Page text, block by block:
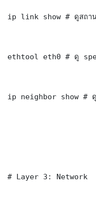
ip link show # ดูสถาน
ethtool eth0 # ดู
ip neighbor show #
# Layer 3: Network